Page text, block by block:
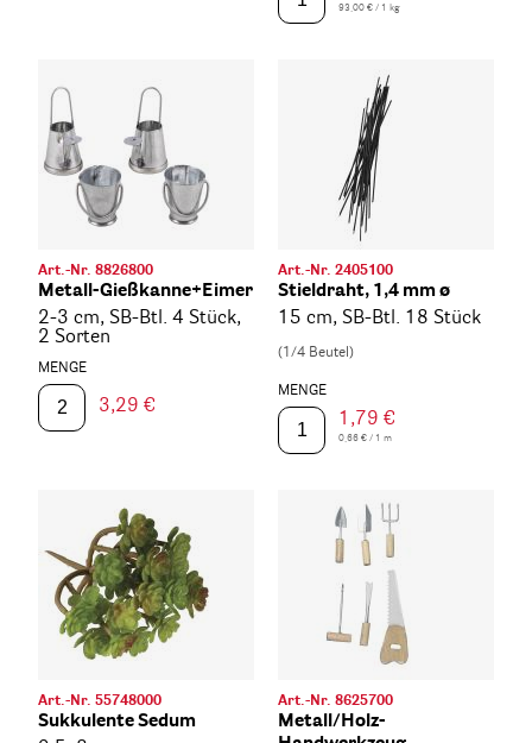
93,00 € / 1 kg
Art.-Nr. 8826800
Metall-Gießkanne+Eimer
2-3 cm, SB-Btl. 4 Stück,
2 Sorten
MENGE
3,29 €
Art.-Nr. 2405100
Stieldraht, 1,4 mm ø
15 cm, SB-Btl. 18 Stück
(1/4 Beutel)
MENGE
1,79 €
0,66 € / 1 m
Art.-Nr. 55748000
Sukkulente Sedum
Art.-Nr. 8625700
Metall/Holz-